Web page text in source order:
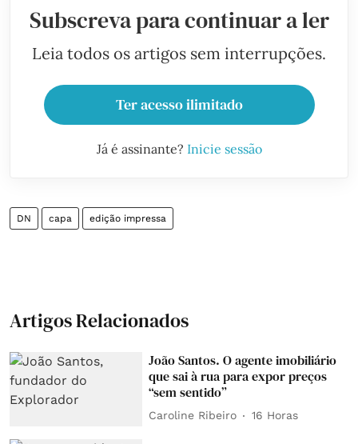
Subscreva para continuar a ler
Leia todos os artigos sem interrupções.
Ter acesso ilimitado
Já é assinante? Inicie sessão
DN capa edição impressa
Artigos Relacionados
João Santos. O agente imobiliário
que sai à rua para expor preços
“sem sentido”
Caroline Ribeiro 16 Horas